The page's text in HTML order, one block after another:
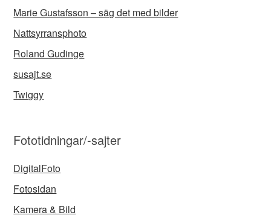
Marie Gustafsson – säg det med bilder
Nattsyrransphoto
Roland Gudinge
susajt.se
Twiggy
Fototidningar/-sajter
DigitalFoto
Fotosidan
Kamera & Bild